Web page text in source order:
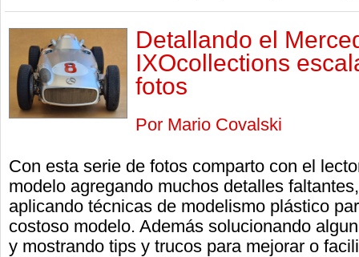
Detallando el
IXOcollections
fotos
Por Mario Covalski
Con esta serie de fotos comparto con el
modelo agregando muchos detalles
aplicando técnicas de modelismo plástico
costoso modelo. Además solucionando
y mostrando tips y trucos para mejorar o